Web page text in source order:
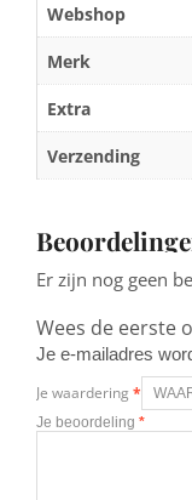
Webshop
Merk
Extra
Verzending
Er zijn nog geen
Wees de eerste
Je e-mailadres
Je waardering *
Je beoordeling *